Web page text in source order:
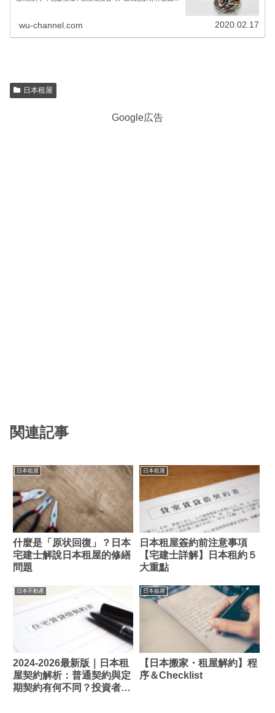
wu-channel.com 2020.02.17
日本租屋
Google広告
関連記事
日本租屋
什麼是「原状回復」？日本
宅建士解說日本租屋的修繕
問題
日本租屋
日本租屋簽約前注意事項
【宅建士詳解】日本租約５
大重點
日本不動產
2024-2026最新版｜日本租
屋契約解析：普通契約與定
期契約有何不同？投資者與
日本租屋
【日本搬家・租屋解約】程
序＆Checklist